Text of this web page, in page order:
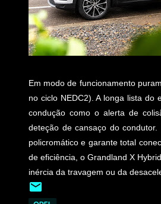
Em modo de funcionamento
no ciclo NEDC2). A longa lista do
condução como o alerta de
deteção de cansaço do
policromático e garante total
de eficiência, o Grandland X
inércia da travagem ou da